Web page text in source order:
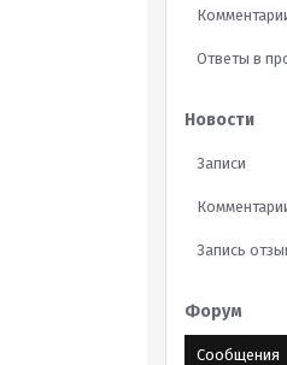
Ответы в
Новости
Записи
Запись
Форум
Сообщения